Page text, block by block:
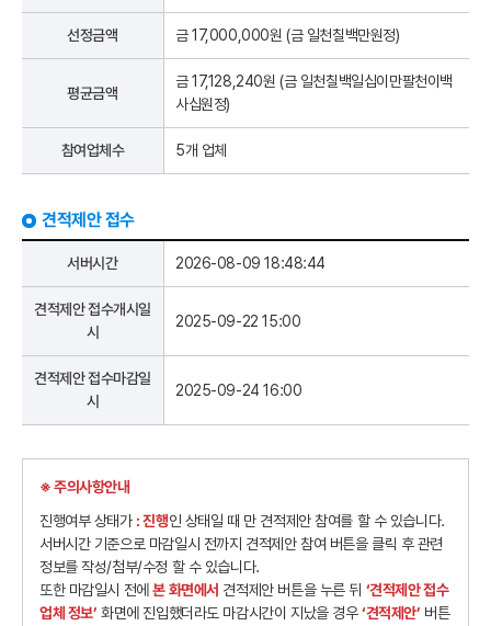
선정금액 금 17,000,000원 (금 일천칠백만원정)
평균금액
금 17,128,240원 (금 일천칠백일십이만팔천이백
사십원정)
참여업체수 5개 업체
견적제안 접수
서버시간 2026-08-09 18:48:44
견적제안 접수개시일
시
2025-09-22 15:00
견적제안 접수마감일
시
2025-09-24 16:00
※ 주의사항안내
진행여부 상태가 : 진행인 상태일 때 만 견적제안 참여를 할 수 있습니다.
서버시간 기준으로 마감일시 전까지 견적제안 참여 버튼을 클릭 후 관련
정보를 작성/첨부/수정 할 수 있습니다.
또한 마감일시 전에본 화면에서 견적제안 버튼을 누른 뒤 ‘견적제안 접수
업체 정보’ 화면에 진입했더라도 마감시간이 지났을 경우‘견적제안’ 버튼